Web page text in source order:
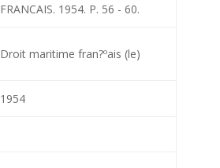
FRANCAIS. 1954. P. 56 - 60.
Droit maritime fran?ºais (le)
1954